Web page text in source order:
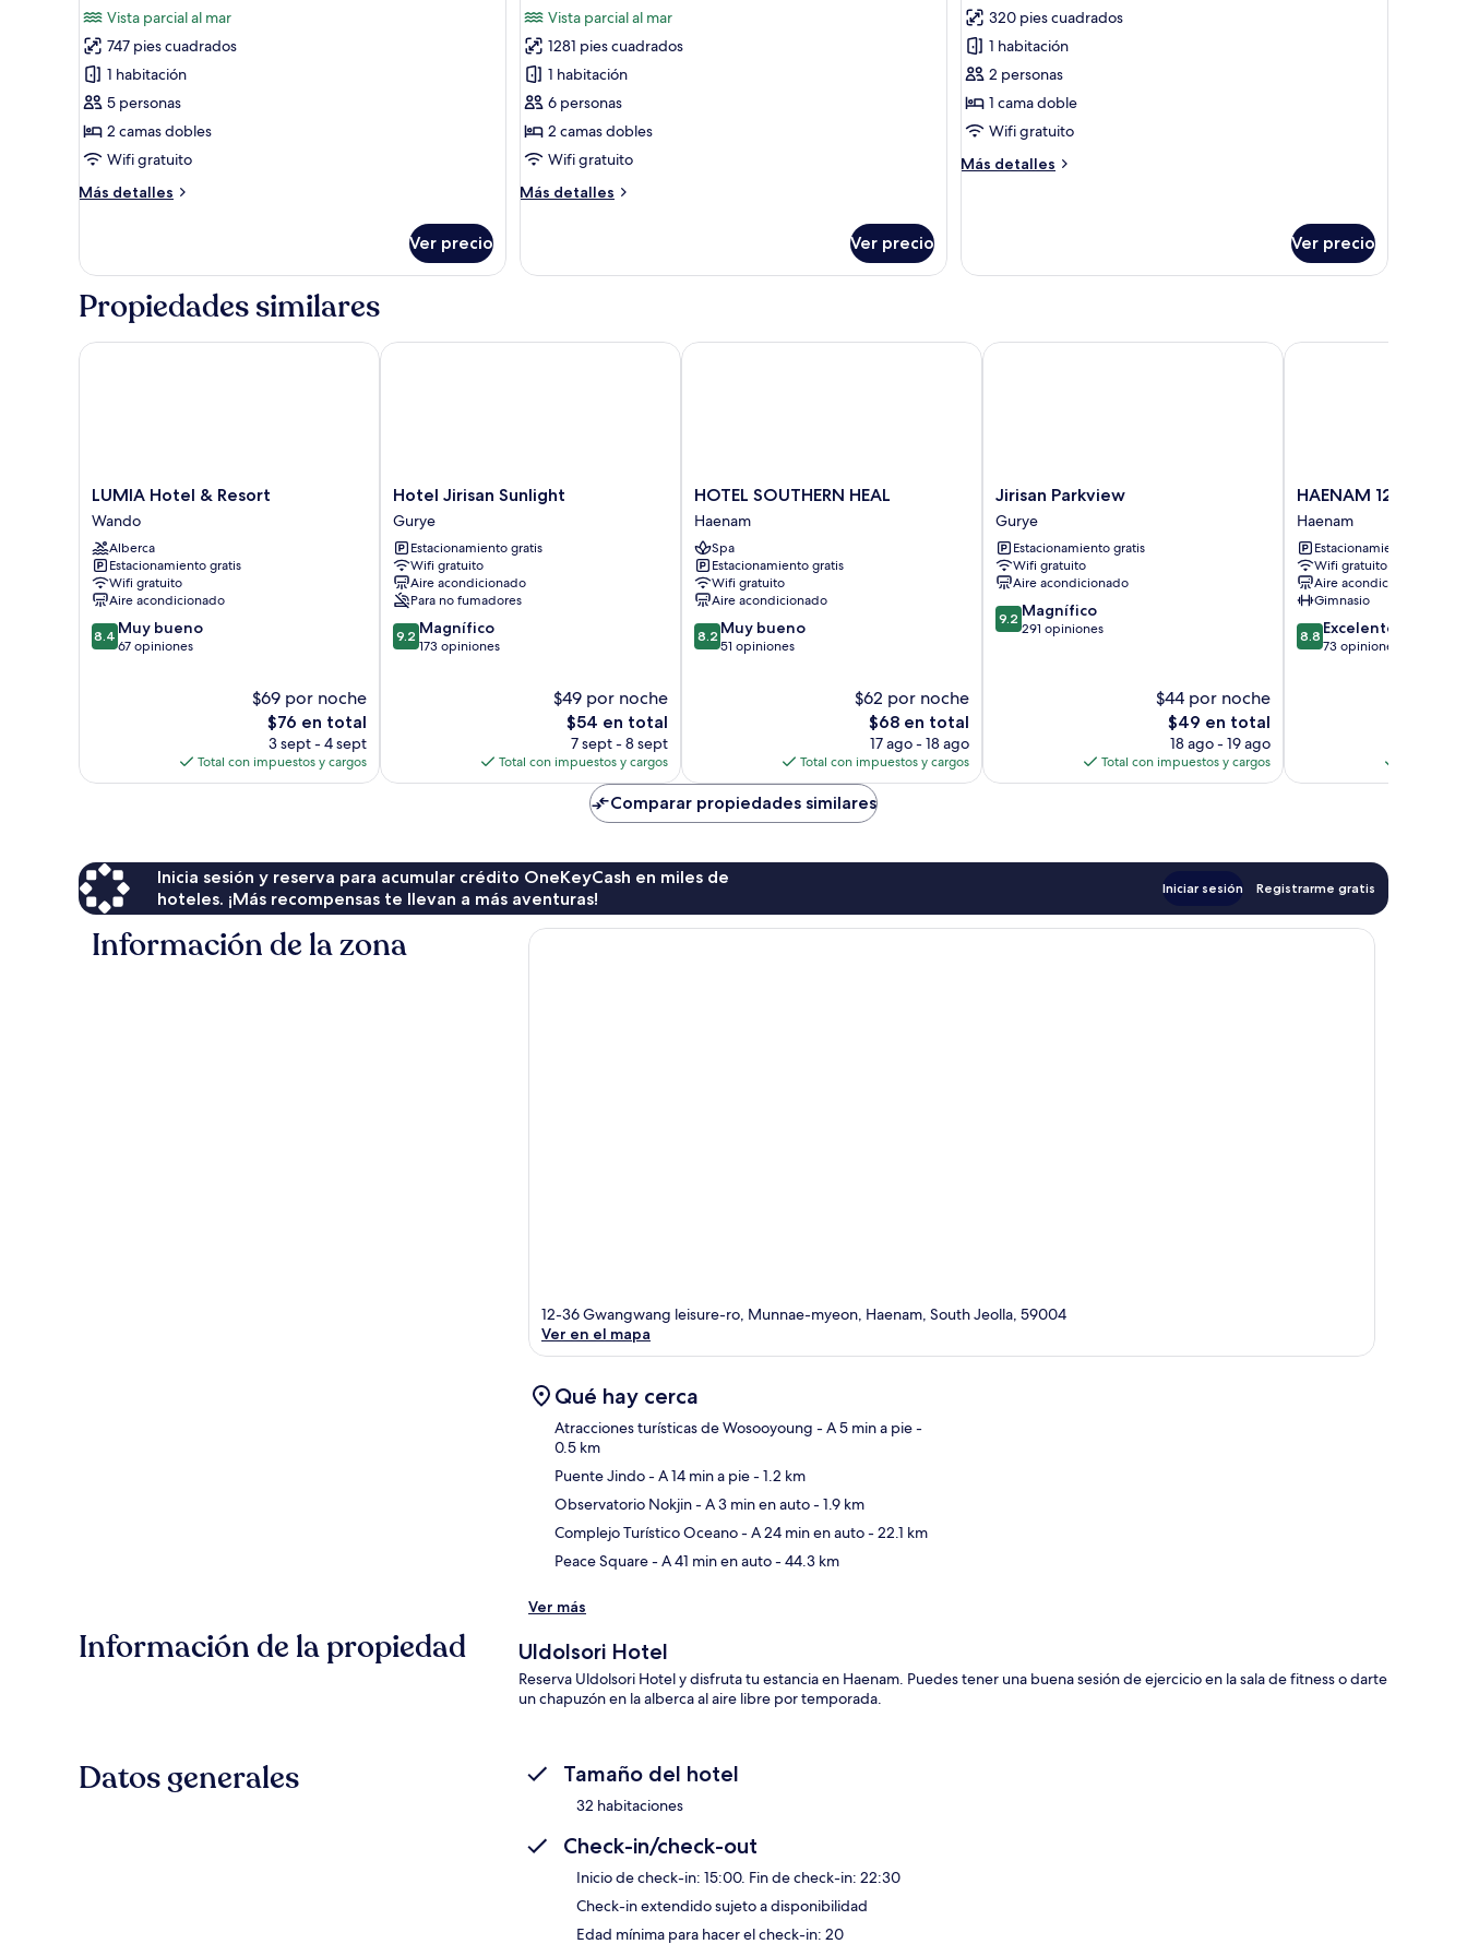
las
fotos
de
Habitación
familiar
con
camas
Vista parcial al mar
747 pies cuadrados
1 habitación
5 personas
2 camas dobles
Wifi gratuito
Más detalles
Más
familiar
2
individuales,
Ver precio
las
fotos
de
Suite
de
lujo,
balcón
Vista parcial al mar
1281 pies cuadrados
1 habitación
6 personas
2 camas dobles
Wifi gratuito
Más detalles
Más
de
Ver precio
las
fotos
de
Handicap
Double
320 pies cuadrados
1 habitación
2 personas
1 cama doble
Wifi gratuito
Más detalles
Más
Room
Ver precio
Propiedades similares
LUMIA
Hotel
&
Resort
Wando
LUMIA Hotel & Resort
Wando
Alberca
Estacionamiento gratis
Wifi gratuito
Aire acondicionado
8.4
de
8.4 Muy bueno
67 opiniones
$69 por noche
El
precio
actual
es
$76 en total
3 sept - 4 sept
Total con impuestos y cargos
LUMIA Hotel & Resort
Hotel
Jirisan
Sunlight
Gurye
Hotel Jirisan Sunlight
Gurye
Estacionamiento gratis
Wifi gratuito
Aire acondicionado
Para no fumadores
9.2
de
9.2 Magnífico
173 opiniones
$49 por noche
El
precio
actual
es
$54 en total
7 sept - 8 sept
Total con impuestos y cargos
Hotel Jirisan Sunlight
HOTEL
SOUTHERN
HEAL
Haenam
HOTEL SOUTHERN HEAL
Haenam
Spa
Estacionamiento gratis
Wifi gratuito
Aire acondicionado
8.2
de
8.2 Muy bueno
51 opiniones
$62 por noche
El
precio
actual
es
de
$68
$68 en total
17 ago - 18 ago
Total con impuestos y cargos
HOTEL SOUTHERN HEAL
Jirisan
Parkview
Gurye
Jirisan Parkview
Gurye
Estacionamiento gratis
Wifi gratuito
Aire acondicionado
9.2
de
9.2 Magnífico
291 opiniones
$44 por noche
El
precio
actual
es
$49 en total
18 ago - 19 ago
Total con impuestos y cargos
Jirisan Parkview
HAENAM
126
HOTEL
Haenam
HAENAM 126 HOTEL
Haenam
Estacionamiento gratis
Wifi gratuito
Aire acondicionado
Gimnasio
8.8
de
8.8 Excelente
73 opiniones
HAENAM 126 HOTEL
Comparar propiedades similares
Inicia sesión y reserva para acumular crédito OneKeyCash en miles de
hoteles. ¡Más recompensas te llevan a más aventuras!
Iniciar sesión Registrarme gratis
Información de la zona
12-36 Gwangwang leisure-ro, Munnae-myeon, Haenam, South Jeolla, 59004
Ver en el mapa
Qué hay cerca
Atracciones turísticas de Wosooyoung - A 5 min a pie-
0.5 km
Puente Jindo- A 14 min a pie- 1.2 km
Observatorio Nokjin- A 3 min en auto- 1.9 km
Complejo Turístico Oceano- A 24 min en auto- 22.1 km
Peace Square- A 41 min en auto- 44.3 km
Ver más
Información de la propiedad Uldolsori Hotel
Reserva Uldolsori Hotel y disfruta tu estancia en Haenam. Puedes tener una buena sesión de ejercicio en la sala de fitness o darte
un chapuzón en la alberca al aire libre por temporada.
Datos generales Tamaño del hotel
32 habitaciones
Check-in/check-out
Inicio de check-in: 15:00. Fin de check-in: 22:30
Check-in extendido sujeto a disponibilidad
Edad mínima para hacer el check-in: 20